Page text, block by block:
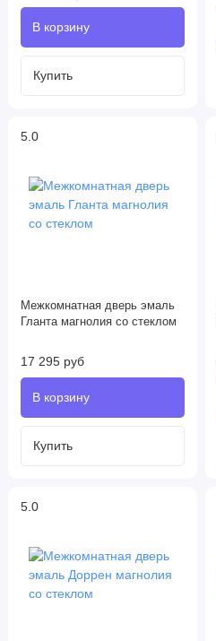
5.0
Межкомнатная дверь эмаль
Гланта магнолия со стеклом
17 295 руб
5.0